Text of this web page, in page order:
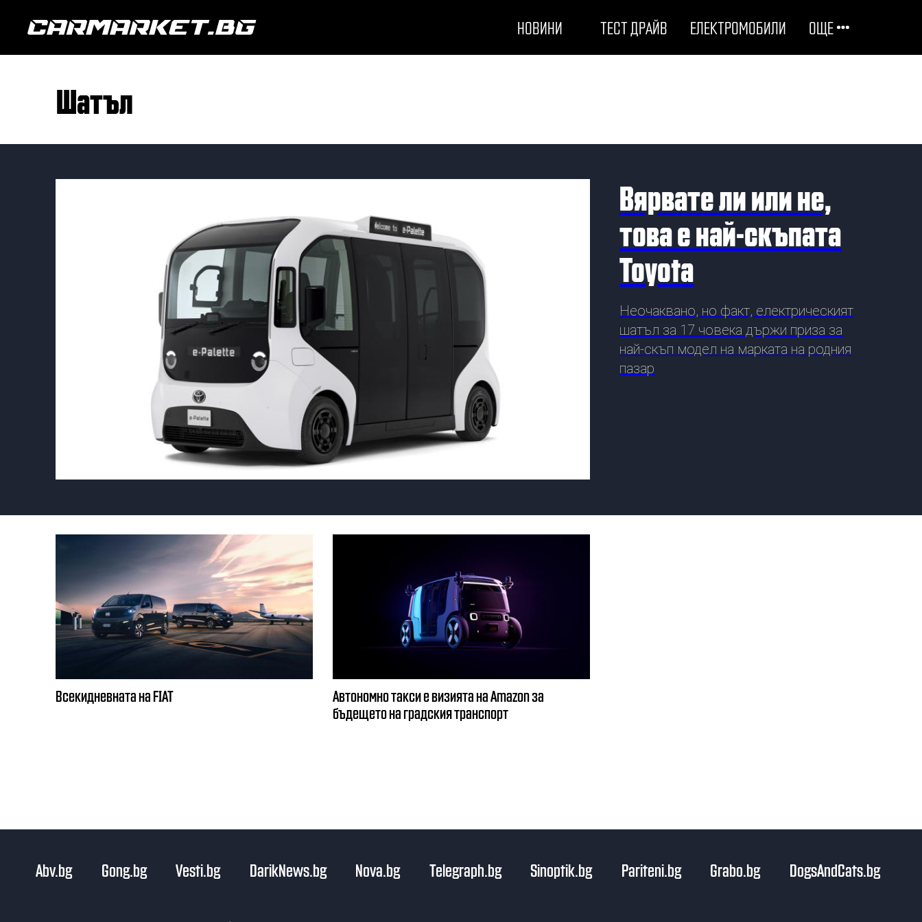
НОВИНИ ОЩЕ
ТЕСТ ДРАЙВ ЕЛЕКТРОМОБИЛИ
ЛЮБОПИТНО
МОТОРИ
ДРУГИ
СЪВЕТИ
шатъл
Вярвате ли или не,
това е най-скъпата
Toyota
Неочаквано, но факт, електрическият
шатъл за 17 човека държи приза за
най-скъп модел на марката на родния
пазар
Всекидневната на FIAT
Автономно такси е визията на Amazon за
бъдещето на градския транспорт
Abv.bg Gong.bg Vesti.bg DarikNews.bg Nova.bg Telegraph.bg Sinoptik.bg Pariteni.bg Grabo.bg DogsAndCats.bg